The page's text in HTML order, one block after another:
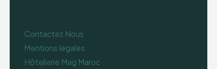
Contactez Nous
Mentions legales
Hôtellerie Mag Maroc